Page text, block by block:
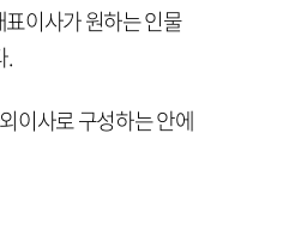
이사가 원하는 인물
.
이사로 구성하는 안에